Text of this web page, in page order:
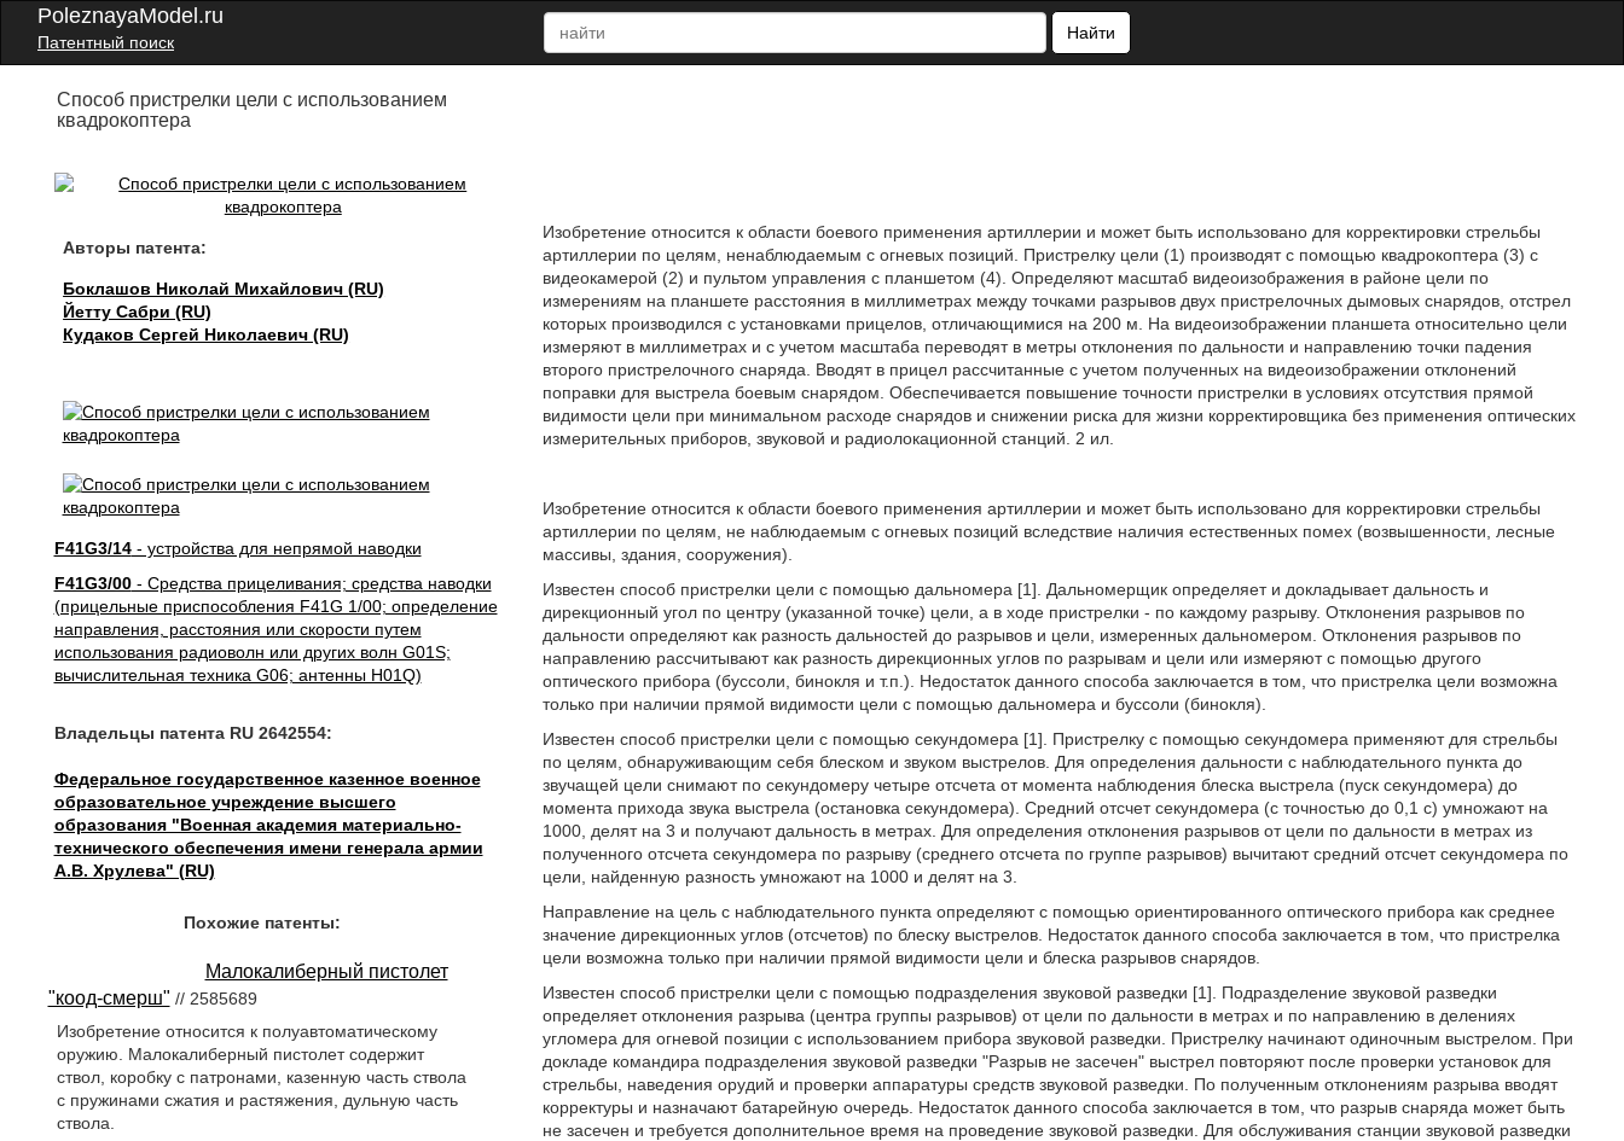
PoleznayaModel.ru
Патентный поиск
Найти
Способ пристрелки цели с использованием
квадрокоптера
Авторы патента:
Боклашов Николай Михайлович (RU)
Йетту Сабри (RU)
Кудаков Сергей Николаевич (RU)
F41G3/14- устройства для непрямой наводки
F41G3/00- Средства прицеливания; средства наводки
(прицельные приспособления F41G 1/00; определение
направления, расстояния или скорости путем
использования радиоволн или других волн G01S;
вычислительная техника G06; антенны H01Q)
Владельцы патента RU 2642554:
Федеральное государственное казенное военное
образовательное учреждение высшего
образования "Военная академия материально-
технического обеспечения имени генерала армии
А.В. Хрулева" (RU)
Изобретение относится к области боевого применения артиллерии и может быть использовано для корректировки стрельбы
артиллерии по целям, ненаблюдаемым с огневых позиций. Пристрелку цели (1) производят с помощью квадрокоптера (3) с
видеокамерой (2) и пультом управления с планшетом (4). Определяют масштаб видеоизображения в районе цели по
измерениям на планшете расстояния в миллиметрах между точками разрывов двух пристрелочных дымовых снарядов, отстрел
которых производился с установками прицелов, отличающимися на 200 м. На видеоизображении планшета относительно цели
измеряют в миллиметрах и с учетом масштаба переводят в метры отклонения по дальности и направлению точки падения
второго пристрелочного снаряда. Вводят в прицел рассчитанные с учетом полученных на видеоизображении отклонений
поправки для выстрела боевым снарядом. Обеспечивается повышение точности пристрелки в условиях отсутствия прямой
видимости цели при минимальном расходе снарядов и снижении риска для жизни корректировщика без применения оптических
измерительных приборов, звуковой и радиолокационной станций. 2 ил.
Изобретение относится к области боевого применения артиллерии и может быть использовано для корректировки стрельбы
артиллерии по целям, не наблюдаемым с огневых позиций вследствие наличия естественных помех (возвышенности, лесные
массивы, здания, сооружения).
Известен способ пристрелки цели с помощью дальномера [1]. Дальномерщик определяет и докладывает дальность и
дирекционный угол по центру (указанной точке) цели, а в ходе пристрелки - по каждому разрыву. Отклонения разрывов по
дальности определяют как разность дальностей до разрывов и цели, измеренных дальномером. Отклонения разрывов по
направлению рассчитывают как разность дирекционных углов по разрывам и цели или измеряют с помощью другого
оптического прибора (буссоли, бинокля и т.п.). Недостаток данного способа заключается в том, что пристрелка цели возможна
только при наличии прямой видимости цели с помощью дальномера и буссоли (бинокля).
Известен способ пристрелки цели с помощью секундомера [1]. Пристрелку с помощью секундомера применяют для стрельбы
по целям, обнаруживающим себя блеском и звуком выстрелов. Для определения дальности с наблюдательного пункта до
звучащей цели снимают по секундомеру четыре отсчета от момента наблюдения блеска выстрела (пуск секундомера) до
момента прихода звука выстрела (остановка секундомера). Средний отсчет секундомера (с точностью до 0,1 с) умножают на
1000, делят на 3 и получают дальность в метрах. Для определения отклонения разрывов от цели по дальности в метрах из
полученного отсчета секундомера по разрыву (среднего отсчета по группе разрывов) вычитают средний отсчет секундомера по
цели, найденную разность умножают на 1000 и делят на 3.
Направление на цель с наблюдательного пункта определяют с помощью ориентированного оптического прибора как среднее
значение дирекционных углов (отсчетов) по блеску выстрелов. Недостаток данного способа заключается в том, что пристрелка
цели возможна только при наличии прямой видимости цели и блеска разрывов снарядов.
Известен способ пристрелки цели с помощью подразделения звуковой разведки [1]. Подразделение звуковой разведки
определяет отклонения разрыва (центра группы разрывов) от цели по дальности в метрах и по направлению в делениях
угломера для огневой позиции с использованием прибора звуковой разведки. Пристрелку начинают одиночным выстрелом. При
докладе командира подразделения звуковой разведки "Разрыв не засечен" выстрел повторяют после проверки установок для
стрельбы, наведения орудий и проверки аппаратуры средств звуковой разведки. По полученным отклонениям разрыва вводят
корректуры и назначают батарейную очередь. Недостаток данного способа заключается в том, что разрыв снаряда может быть
не засечен и требуется дополнительное время на проведение звуковой разведки. Для обслуживания станции звуковой разведки
Похожие патенты:
Малокалиберный пистолет
"коод-смерш" // 2585689
Изобретение относится к полуавтоматическому
оружию. Малокалиберный пистолет содержит
ствол, коробку с патронами, казенную часть ствола
с пружинами сжатия и растяжения, дульную часть
ствола.